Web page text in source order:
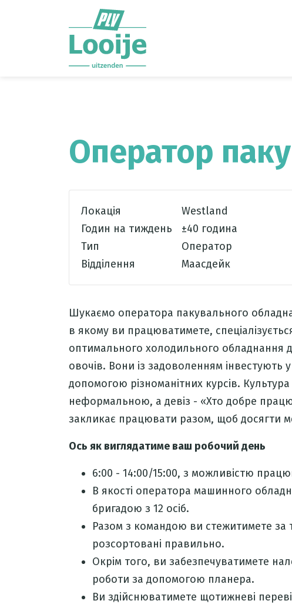
de inhoud.
Оператор
Локація
Westland
Годин на тиждень
±40 година
Тип
Оператор
Відділення
Маасдейк
Шукаємо оператора пакувального
в якому ви працюватимете,
оптимального холодильного обладнання
овочів. Вони із задоволенням інвестують
допомогою різноманітних курсів.
неформальною, а девіз - «Хто добре
закликає працювати разом, щоб досягти
Ось як виглядатиме ваш робочий день
6:00 - 14:00/15:00, з можливістю
В якості оператора машинного
бригадою з 12 осіб.
Разом з командою ви стежитимете
розсортовані правильно.
Окрім того, ви забезпечуватимете
роботи за допомогою планера.
Ви здійснюватимете щотижневі